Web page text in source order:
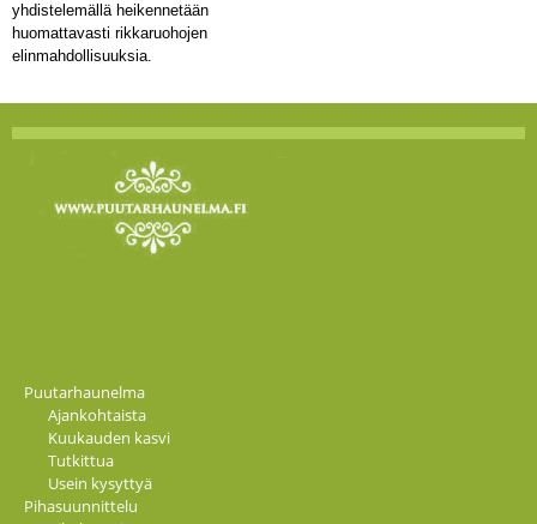
yhdistelemällä heikennetään
huomattavasti rikkaruohojen
elinmahdollisuuksia.
Puutarhaunelma
Ajankohtaista
Kuukauden kasvi
Tutkittua
Usein kysyttyä
Pihasuunnittelu